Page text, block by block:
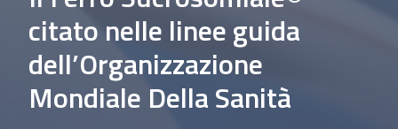
citato nelle linee guida
dell’Organizzazione
Mondiale Della Sanità